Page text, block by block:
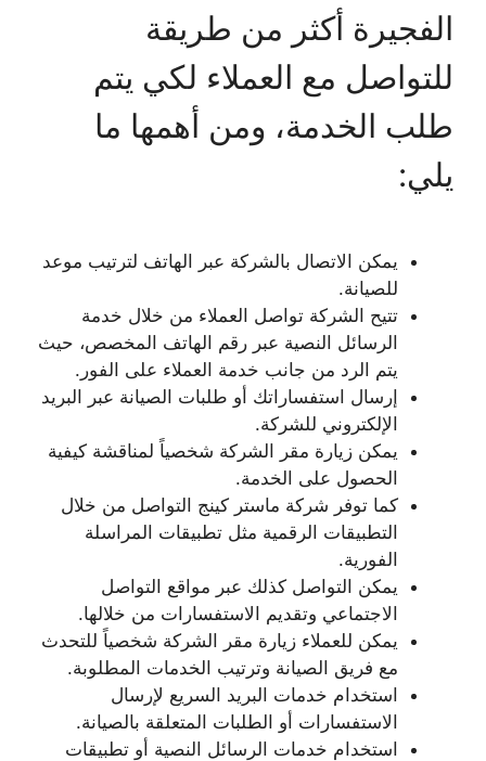
الفجيرة أكثر من طريقة
للتواصل مع العملاء لكي يتم
طلب الخدمة، ومن أهمها ما
يلي:
يمكن الاتصال بالشركة عبر الهاتف لترتيب موعد
للصيانة.
تتيح الشركة تواصل العملاء من خلال خدمة
الرسائل النصية عبر رقم الهاتف المخصص، حيث
يتم الرد من جانب خدمة العملاء على الفور.
إرسال استفساراتك أو طلبات الصيانة عبر البريد
الإلكتروني للشركة.
يمكن زيارة مقر الشركة شخصياً لمناقشة كيفية
الحصول على الخدمة.
كما توفر شركة ماستر كينج التواصل من خلال
التطبيقات الرقمية مثل تطبيقات المراسلة
الفورية.
يمكن التواصل كذلك عبر مواقع التواصل
الاجتماعي وتقديم الاستفسارات من خلالها.
يمكن للعملاء زيارة مقر الشركة شخصياً للتحدث
مع فريق الصيانة وترتيب الخدمات المطلوبة.
استخدام خدمات البريد السريع لإرسال
الاستفسارات أو الطلبات المتعلقة بالصيانة.
استخدام خدمات الرسائل النصية أو تطبيقات